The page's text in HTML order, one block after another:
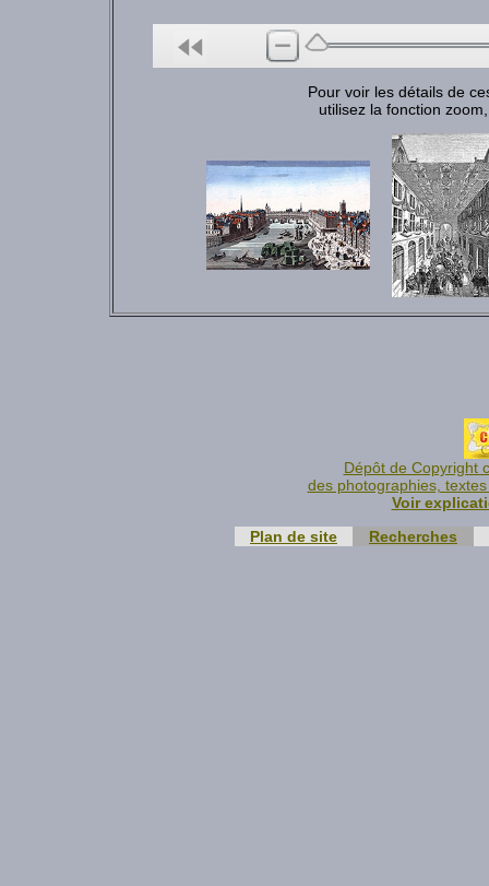
Pour voir les détails de
utilisez la fonction
Dépôt de Copyright
des photographies,
Voir
Plan de site
Recherches